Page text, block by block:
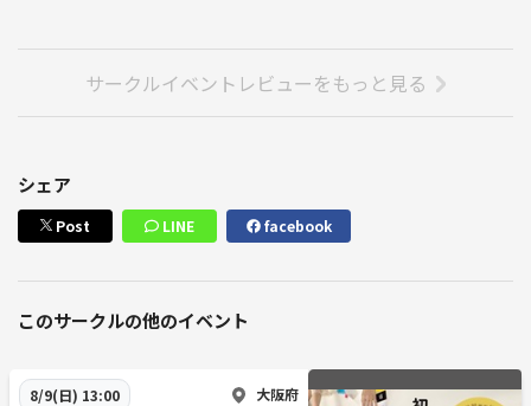
サークルイベントレビューをもっと見る
シェア
Post LINE facebook
このサークルの他のイベント
8/9(日) 13:00 大阪府